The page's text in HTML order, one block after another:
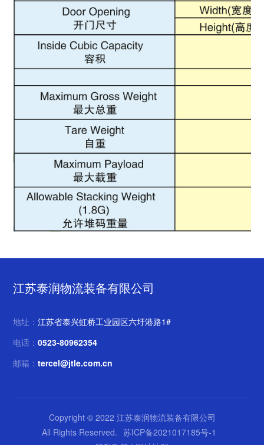
江苏泰润物流装备有限公司
地址：江苏省泰兴虹桥工业园区六圩港路1#
电话：0523-80962354
邮箱：tercel@jtle.com.cn
Copyright © 2022 江苏泰润物流装备有限公司
All Rights Reserved. 苏ICP备2021017185号-1